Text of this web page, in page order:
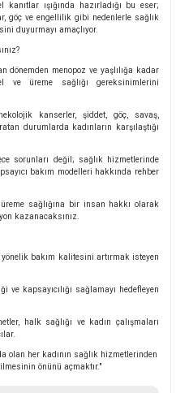
ışığında hazırladığı bu eser;
göç ve engellilik gibi nedenlerle sağlık
duyurmayı amaçlıyor.
dönemden menopoz ve yaşlılığa kadar
ve üreme sağlığı gereksinimlerini
kanserler, şiddet, göç, savaş,
durumlarda kadınların karşılaştığı
sorunları değil; sağlık hizmetlerinde
bakım modelleri hakkında rehber
sağlığına bir insan hakkı olarak
kazanacaksınız.
bakım kalitesini artırmak isteyen
ve kapsayıcılığı sağlamayı hedefleyen
halk sağlığı ve kadın çalışmaları
olan her kadının sağlık hizmetlerinden
önünü açmaktır."